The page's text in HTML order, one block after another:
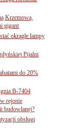
Krzemową.
gigant
okrągłe lampy
Pijalni
do 20%
B-7404
rejonie
budowlanej?
obsługi